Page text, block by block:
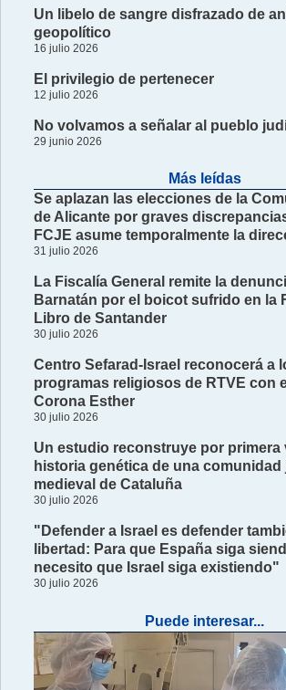
Un libelo de sangre disfrazado de
geopolítico
16 julio 2026
El privilegio de pertenecer
12 julio 2026
No volvamos a señalar al pueblo
29 junio 2026
Más leídas
Se aplazan las elecciones de la
de Alicante por graves
FCJE asume temporalmente la
31 julio 2026
La Fiscalía General remite la
Barnatán por el boicot sufrido en la
Libro de Santander
30 julio 2026
Centro Sefarad-Israel reconocerá a
programas religiosos de RTVE con
Corona Esther
30 julio 2026
Un estudio reconstruye por primera
historia genética de una comunidad
medieval de Cataluña
30 julio 2026
"Defender a Israel es defender
libertad: Para que España siga
necesito que Israel siga existiendo"
30 julio 2026
Puede interesar...